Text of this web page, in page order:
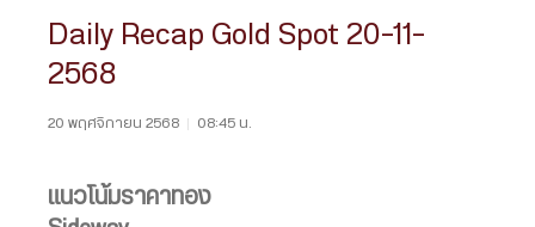
Daily Recap Gold Spot 20-11-
2568
20 พฤศจิกายน 2568 | 08:45 น.
แนวโน้มราคาทอง